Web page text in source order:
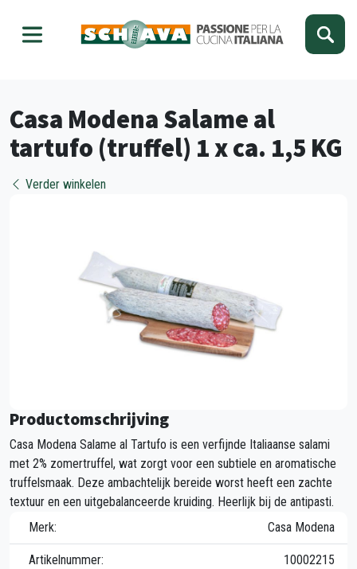
Casa Modena Salame al
tartufo (truffel) 1 x ca. 1,5 KG
Verder winkelen
Productomschrijving
Casa Modena Salame al Tartufo is een verfijnde Italiaanse salami
met 2% zomertruffel, wat zorgt voor een subtiele en aromatische
truffelsmaak. Deze ambachtelijk bereide worst heeft een zachte
textuur en een uitgebalanceerde kruiding. Heerlijk bij de antipasti.
Merk:
Casa Modena
Artikelnummer: 10002215